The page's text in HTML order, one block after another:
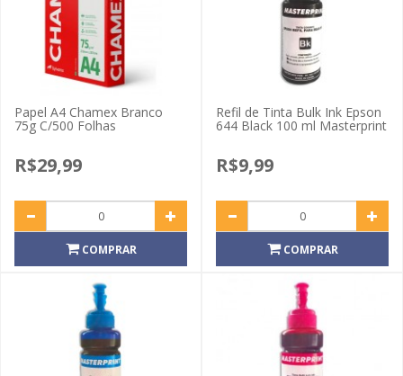
Papel A4 Chamex Branco
75g C/500 Folhas
R$29,99
COMPRAR
Refil de Tinta Bulk Ink Epson
644 Black 100 ml Masterprint
R$9,99
COMPRAR